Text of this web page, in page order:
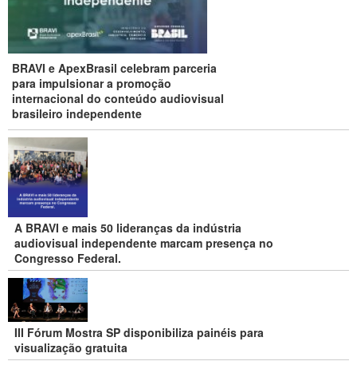
BRAVI e ApexBrasil celebram parceria
para impulsionar a promoção
internacional do conteúdo audiovisual
brasileiro independente
A BRAVI e mais 50 lideranças da indústria
audiovisual independente marcam presença no
Congresso Federal.
III Fórum Mostra SP disponibiliza painéis para
visualização gratuita